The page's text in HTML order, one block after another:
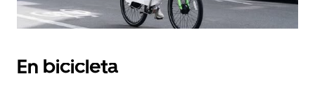
En bicicleta